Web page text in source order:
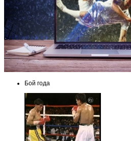
Бой года